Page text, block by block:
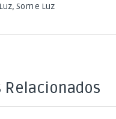
, Som e Luz
Relacionados